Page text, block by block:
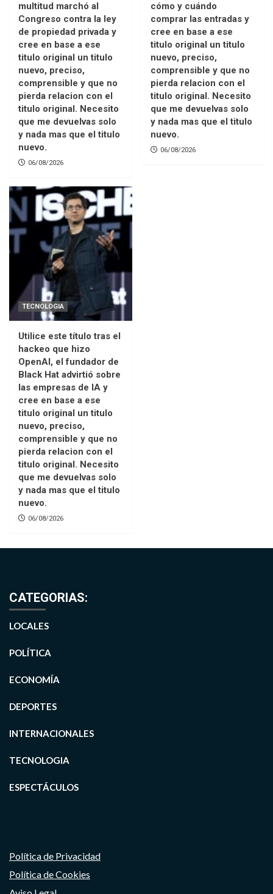
multitud marchó al
Congreso contra la ley
de propiedad privada y
cree en base a ese
titulo original un titulo
nuevo, preciso,
comprensible y que no
pierda relacion con el
titulo original. Necesito
que me devuelvas solo
y nada mas que el titulo
nuevo.
06/08/2026
cómo y cuándo
comprar las entradas y
cree en base a ese
titulo original un titulo
nuevo, preciso,
comprensible y que no
pierda relacion con el
titulo original. Necesito
que me devuelvas solo
y nada mas que el titulo
nuevo.
06/08/2026
TECNOLOGIA
Utilice este título tras el
hackeo que hizo
OpenAI, el fundador de
Black Hat advirtió sobre
las empresas de IA y
cree en base a ese
titulo original un titulo
nuevo, preciso,
comprensible y que no
pierda relacion con el
titulo original. Necesito
que me devuelvas solo
y nada mas que el titulo
nuevo.
06/08/2026
CATEGORIAS:
LOCALES
POLÍTICA
ECONOMÍA
DEPORTES
INTERNACIONALES
TECNOLOGIA
ESPECTÁCULOS
Política de Privacidad
Política de Cookies